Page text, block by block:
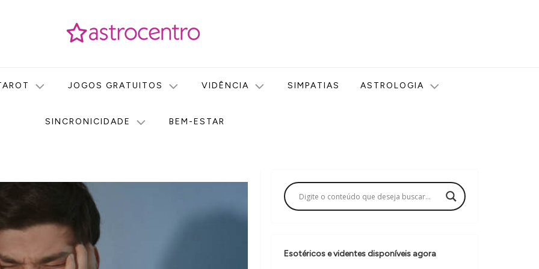
JOGOS GRATUITOS VIDÊNCIA SIMPATIAS ASTROLOGIA
SINCRONICIDADE BEM-ESTAR
Esotéricos e videntes disponíveis agora